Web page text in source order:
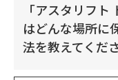
「アスタリフト
はどんな場所に
法を教えてくださ